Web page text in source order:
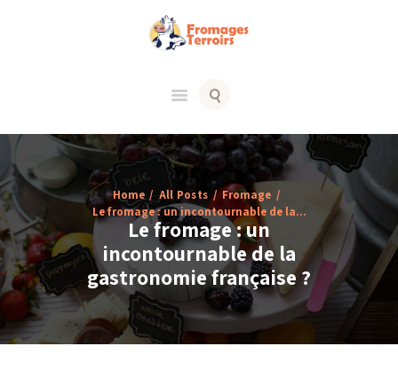
Home All Posts
Fromage
Le fromage : un incontournable de la...
Le fromage : un
incontournable de la
gastronomie française ?